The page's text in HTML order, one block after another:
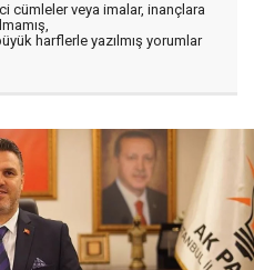
cümleler veya imalar, inançlara
harflerle yazılmış yorumlar